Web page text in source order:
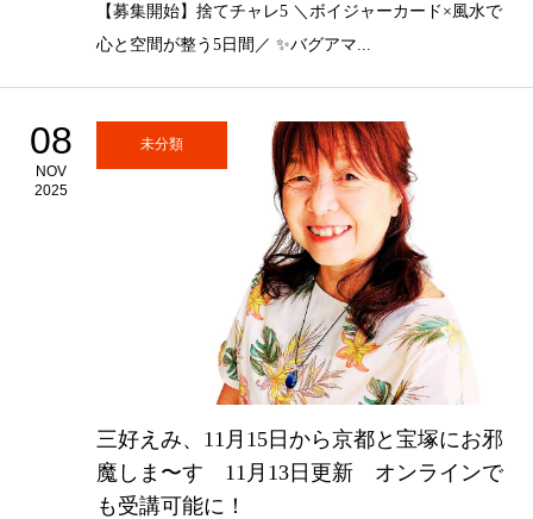
【募集開始】捨てチャレ5 ＼ボイジャーカード×風水で
心と空間が整う5日間／ ✨バグアマ...
08
NOV
2025
未分類
三好えみ、11月15日から京都と宝塚にお邪
魔しま〜す 11月13日更新 オンラインで
も受講可能に！